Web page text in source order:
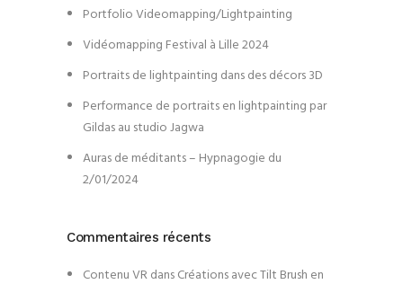
Portfolio Videomapping/Lightpainting
Vidéomapping Festival à Lille 2024
Portraits de lightpainting dans des décors 3D
Performance de portraits en lightpainting par
Gildas au studio Jagwa
Auras de méditants – Hypnagogie du
2/01/2024
Commentaires récents
Contenu VRdansCréations avec Tilt Brush en